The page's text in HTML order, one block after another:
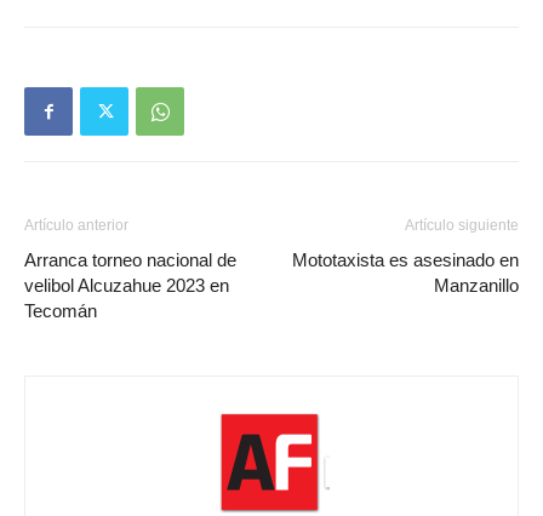
Artículo anterior
Arranca torneo nacional de
velibol Alcuzahue 2023 en
Tecomán
Artículo siguiente
Mototaxista es asesinado en
Manzanillo